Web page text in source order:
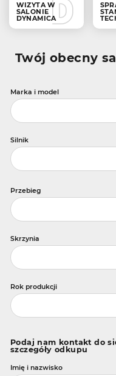
WIZYTA W
SALONIE
DYNAMICA
Twój obecny
Marka i model
Silnik
Przebieg
Skrzynia
Rok produkcji
Podaj nam kontakt do
szczegóły odkupu
Imię i nazwisko